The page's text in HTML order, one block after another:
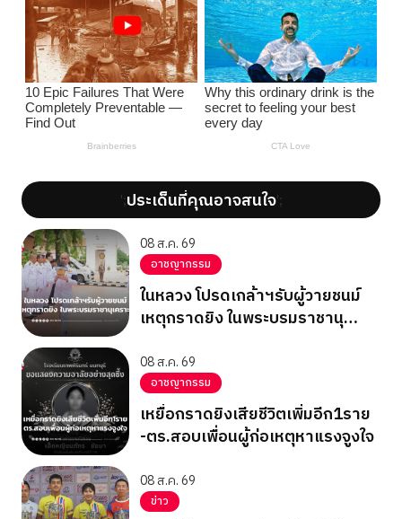
';ประเด็นที่คุณอาจสนใจ';
08 ส.ค. 69
อาชญากรรม
ในหลวง โปรดเกล้าฯรับผู้วายชนม์
เหตุกราดยิง ในพระบรมราชานุ
08 ส.ค. 69
อาชญากรรม
เหยื่อกราดยิงเสียชีวิตเพิ่มอีก1ราย
-ตร.สอบเพื่อนผู้ก่อเหตุหาแรงจูงใจ
08 ส.ค. 69
ข่าว